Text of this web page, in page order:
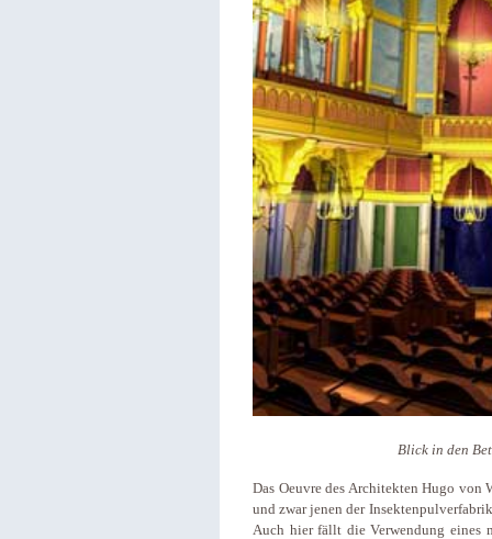
Blick in den
Das Oeuvre des Architekten Hugo von
und zwar jenen der
Auch hier fällt die Verwendung eines